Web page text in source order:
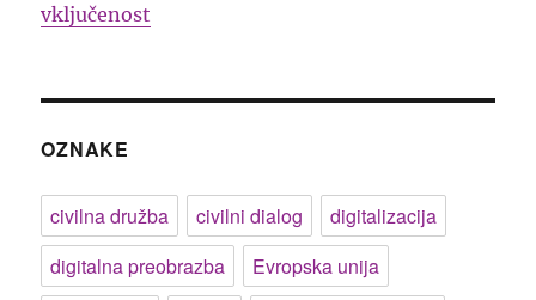
vključenost
OZNAKE
civilna družba civilni dialog
digitalizacija
digitalna preobrazba
Evropska unija